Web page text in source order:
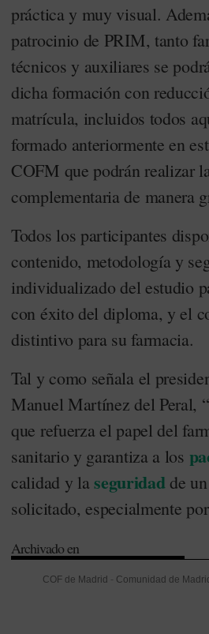
práctica y muy visual.
patrocinio de PRIM, tanto
técnicos y auxiliares se
dicha formación con
matrícula, incluidos todos
formado anteriormente en
COFM que podrán realizar
complementaria de manera
Todos los participantes
contenido, metodología y
individualizado del estudio
con éxito del diploma, y el
distintivo para su farmacia.
Tal y como señala el
Manuel Martínez del Peral,
que refuerza el papel del
sanitario y garantiza a los
calidad y laseguridadde
solicitado, especialmente
Archivado en
COF de Madrid - Comunidad de Madrid